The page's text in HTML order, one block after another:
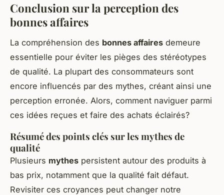
Conclusion sur la perception des
bonnes affaires
La compréhension des bonnes affaires demeure
essentielle pour éviter les pièges des stéréotypes
de qualité. La plupart des consommateurs sont
encore influencés par des mythes, créant ainsi une
perception erronée. Alors, comment naviguer parmi
ces idées reçues et faire des achats éclairés?
Résumé des points clés sur les mythes de
qualité
Plusieurs mythes persistent autour des produits à
bas prix, notamment que la qualité fait défaut.
Revisiter ces croyances peut changer notre